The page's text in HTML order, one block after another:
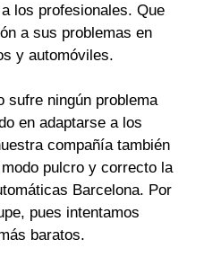
los profesionales. Que
a sus problemas en
y automóviles.
sufre ningún problema
en adaptarse a los
compañía también
pulcro y correcto la
Barcelona. Por
pues intentamos
baratos.